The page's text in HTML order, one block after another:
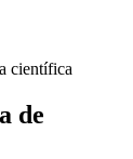
científica
de